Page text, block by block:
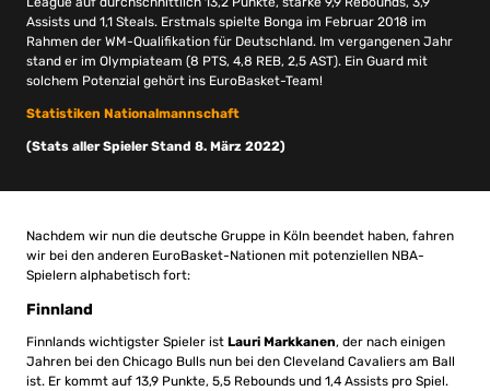
Assists und 1,1 Steals. Erstmals spielte Bonga im Februar 2018 im
Rahmen der WM-Qualifikation für Deutschland. Im vergangenen Jahr
stand er im Olympiateam (8 PTS, 4,8 REB, 2,5 AST). Ein Guard mit
solchem Potenzial gehört ins EuroBasket-Team!
Statistiken Nationalmannschaft
(Stats aller Spieler Stand 8. März 2022)
Nachdem wir nun die deutsche Gruppe in Köln beendet haben, fahren
wir bei den anderen EuroBasket-Nationen mit potenziellen NBA-
Spielern alphabetisch fort:
Finnland
Finnlands wichtigster Spieler ist Lauri Markkanen, der nach einigen
Jahren bei den Chicago Bulls nun bei den Cleveland Cavaliers am Ball
ist. Er kommt auf 13,9 Punkte, 5,5 Rebounds und 1,4 Assists pro Spiel.